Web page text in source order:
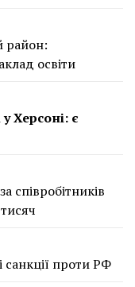
район:
освіти
Херсоні: є
співробітників
санкції проти РФ